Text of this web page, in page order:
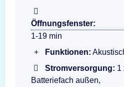
Öffnungsfenster:
1-19 min
Funktionen:
Stromversorgung: 1
Batteriefach außen,